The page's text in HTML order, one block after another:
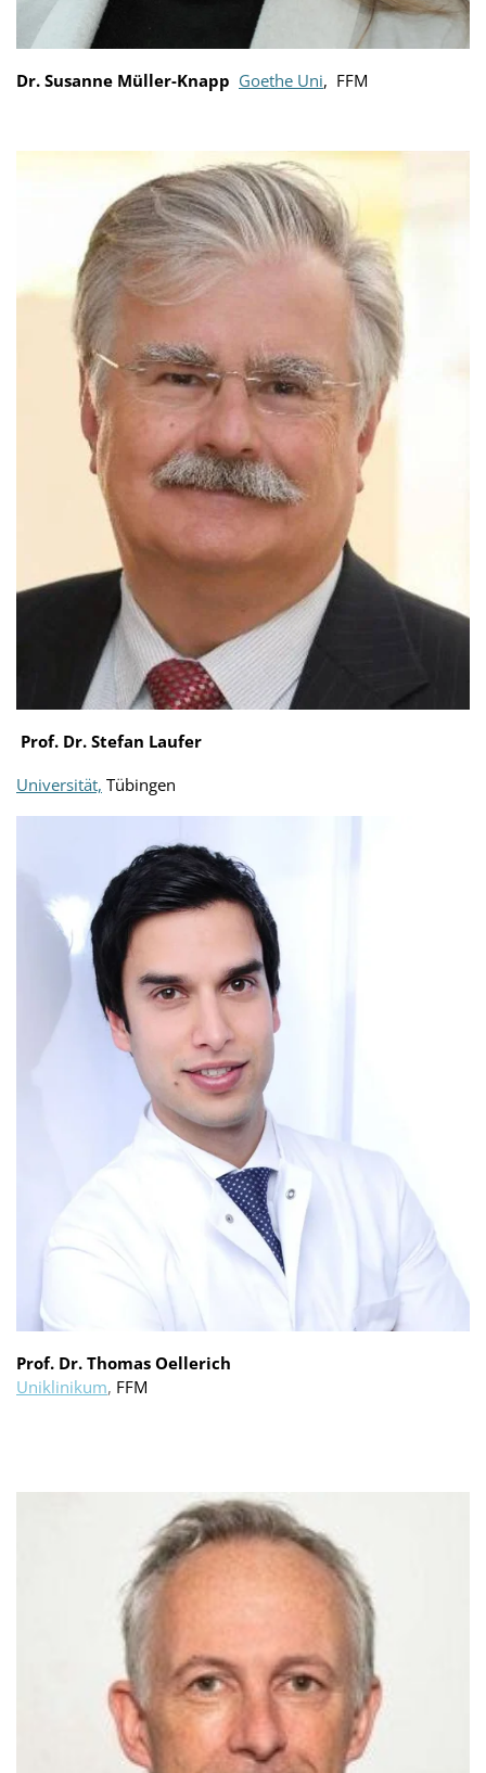
Dr. Susanne Müller-Knapp Goethe Uni, FFM
Prof. Dr. Stefan Laufer
Universität, Tübingen
Prof. Dr. Thomas Oellerich
Uniklinikum, FFM